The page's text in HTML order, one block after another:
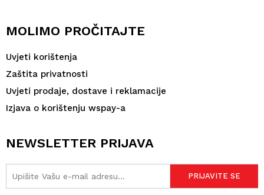
MOLIMO PROČITAJTE
Uvjeti korištenja
Zaštita privatnosti
Uvjeti prodaje, dostave i reklamacije
Izjava o korištenju wspay-a
NEWSLETTER PRIJAVA